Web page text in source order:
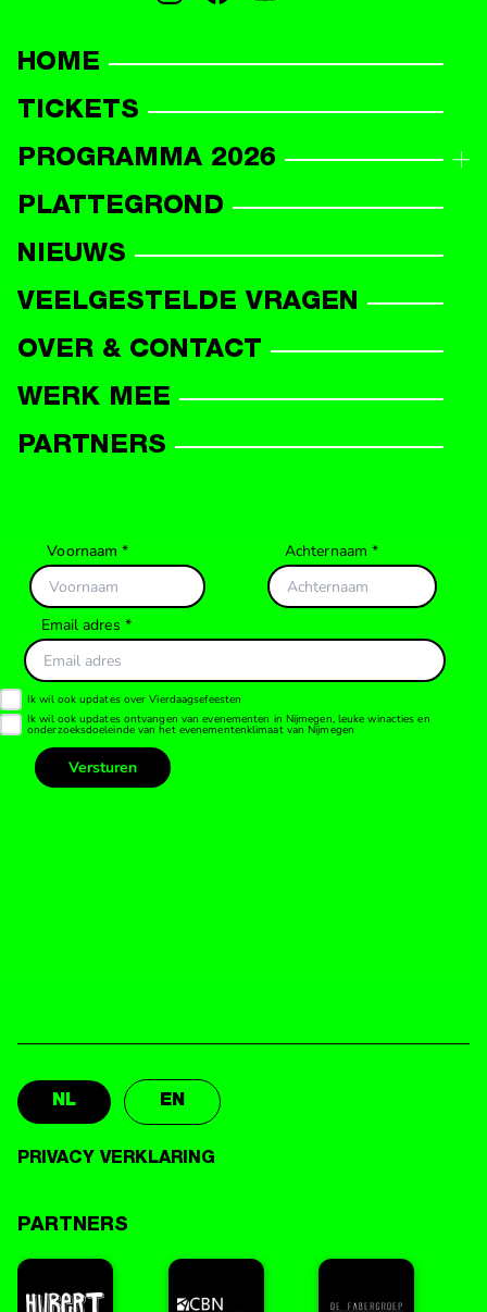
HOME
TICKETS
PROGRAMMA 2026
PLATTEGROND
NIEUWS
VEELGESTELDE VRAGEN
OVER & CONTACT
WERK MEE
PARTNERS
NL EN
PRIVACY VERKLARING
PARTNERS